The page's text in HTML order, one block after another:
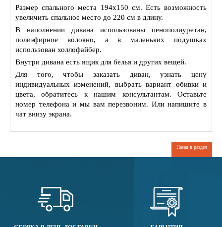
Размер спального места 194х150 см. Есть возможность
увеличить спальное место до 220 см в длину.
В наполнении дивана использованы пенополиуретан,
полиэфирное волокно, а в маленьких подушках
использован холлофайбер.
Внутри дивана есть ящик для белья и других вещей.
Для того, чтобы заказать диван, узнать цену
индивидуальных изменений, выбрать вариант обивки и
цвета, обратитесь к нашим консультантам. Оставьте
номер телефона и мы вам перезвоним. Или напишите в
чат внизу экрана.
Назад в раздел